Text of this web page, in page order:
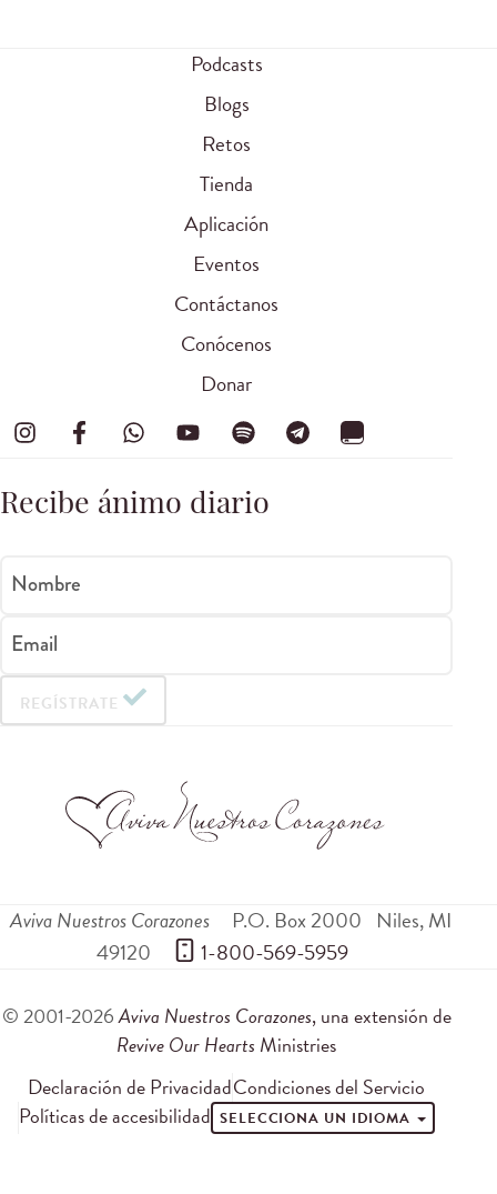
Podcasts
Blogs
Retos
Tienda
Aplicación
Eventos
Contáctanos
Conócenos
Donar
Recibe ánimo diario
Nombre
Email
REGÍSTRATE
Aviva Nuestros Corazones P.O. Box 2000 Niles,MI
49120
1-800-569-5959
© 2001-2026Aviva Nuestros Corazones, una extensión de
Revive Our Hearts Ministries
Declaración de PrivacidadCondiciones del Servicio
Políticas de accesibilidad SELECCIONA UN IDIOMA